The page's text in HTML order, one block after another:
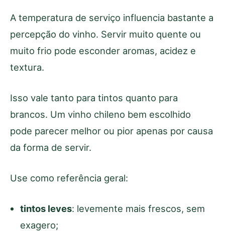
A temperatura de serviço influencia bastante a
percepção do vinho. Servir muito quente ou
muito frio pode esconder aromas, acidez e
textura.
Isso vale tanto para tintos quanto para
brancos. Um vinho chileno bem escolhido
pode parecer melhor ou pior apenas por causa
da forma de servir.
Use como referência geral:
tintos leves: levemente mais frescos, sem
exagero;